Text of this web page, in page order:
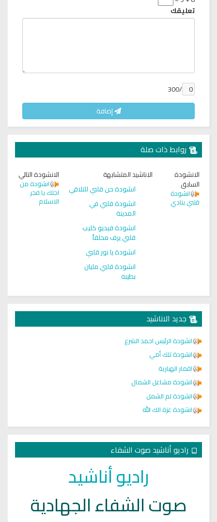
تعليقك
/300
إضافة
روابط ذات صلة
الانشودة
السابق
انشودة
قلبي ينادي
الاناشيد المتشابهة
انشودة حن قلبي للتلاقي
انشودة قلبي في
المدينة
انشودة فيديو كليب
قلبي يرف محلقاُ
انشودة يا نور قلبي
انشودة قلبي مليان
بطيبه
الانشودة التالي
انشودة من
اجلك يا فجر
الاسلام
جديد الاناشيد
انشودة الرئيس احمد الشرع
انشودة تلك أمي
اقمار الهبارية
انشودة مشاعل الشمال
انشودة لم الشمل
انشودة غزة الك الله
راديو أناشيد صوت الشفاء
راديو أناشيد
صوت الشفاء الجهادية